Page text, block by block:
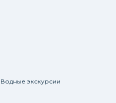
Водные экскурсии